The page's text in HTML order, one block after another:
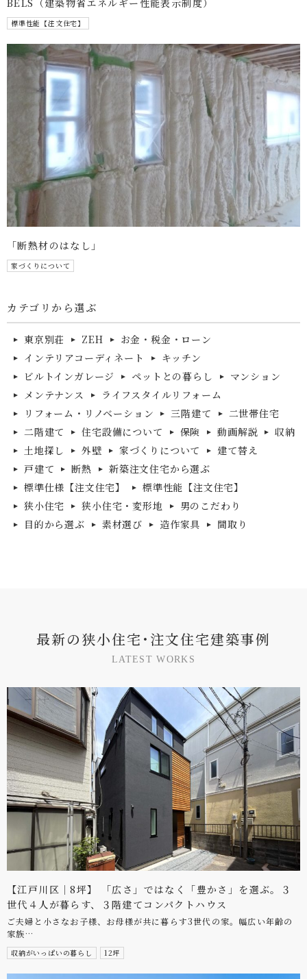
標準性能【注文住宅】
「断熱材のはなし」
家づくりについて
カテゴリから選ぶ
東京別荘 ZEH
お金・税金・ローン
インテリアコーディネート
キッチン
ビルトインガレージ
ペットとの暮らし
マンション
メンテナンス
ライフスタイルリフォーム
リフォーム・リノベーション
三階建て
二世帯住宅
二階建て
住宅設備について 保険 動画解説
収納
土地探し
外壁 家づくりについて
建て替え
戸建て
断熱
新築注文住宅から選ぶ
標準仕様【注文住宅】
標準性能【注文住宅】
狭小住宅
狭小住宅・変形地
男のこだわり
目的から選ぶ
素材選び 造作家具 間取り
最新の狭小住宅 ･ 注文住宅建築事例
LATE S T WORK S
【江戸川区｜8坪】 「広さ」ではなく「豊かさ」を選ぶ。３
世代４人が暮らす、３階建てコンパクトハウス
ご夫婦と小さなお子様、お母様が共に暮らす3世代の家。幅広い年齢の
家族…
収納がいっぱいの暮らし 12坪